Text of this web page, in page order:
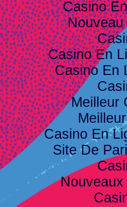
Casino
Casino En
Casino En
Meilleur
Casino En
Site De